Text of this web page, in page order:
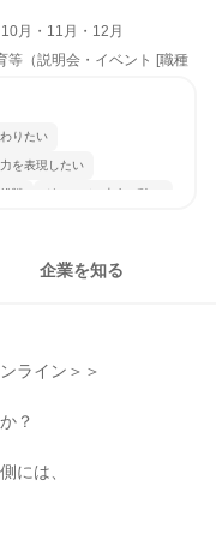
月・11月・12月
等（説明会・イベント [職種
りたい
を表現したい
戦 グローバル志向が強い
企業を知る
ライン＞＞
？
には、